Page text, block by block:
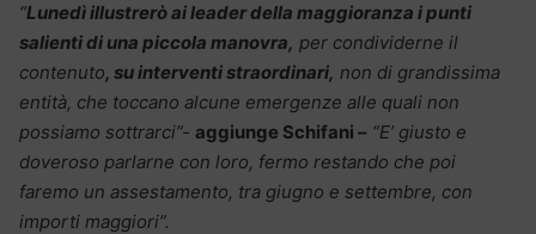
“Lunedì illustrerò ai leader della maggioranza i punti
salienti di una piccola manovra, per condividerne il
contenuto, su interventi straordinari, non di grandissima
entità, che toccano alcune emergenze alle quali non
possiamo sottrarci”- aggiunge Schifani – “E’ giusto e
doveroso parlarne con loro, fermo restando che poi
faremo un assestamento, tra giugno e settembre, con
importi maggiori”.